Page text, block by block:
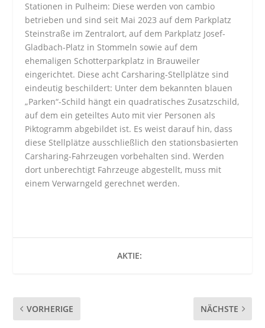
Stationen in Pulheim: Diese werden von cambio
betrieben und sind seit Mai 2023 auf dem Parkplatz
Steinstraße im Zentralort, auf dem Parkplatz Josef-
Gladbach-Platz in Stommeln sowie auf dem
ehemaligen Schotterparkplatz in Brauweiler
eingerichtet. Diese acht Carsharing-Stellplätze sind
eindeutig beschildert: Unter dem bekannten blauen
„Parken“-Schild hängt ein quadratisches Zusatzschild,
auf dem ein geteiltes Auto mit vier Personen als
Piktogramm abgebildet ist. Es weist darauf hin, dass
diese Stellplätze ausschließlich den stationsbasierten
Carsharing-Fahrzeugen vorbehalten sind. Werden
dort unberechtigt Fahrzeuge abgestellt, muss mit
einem Verwarngeld gerechnet werden.
AKTIE:
VORHERIGE NÄCHSTE